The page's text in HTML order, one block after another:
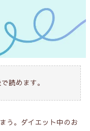
読めます。
う。ダイエット中のお